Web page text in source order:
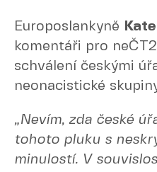
Europoslankyně
komentáři pro
schválení českými
neonacistické
„Nevím, zda české
tohoto pluku s
minulostí. V